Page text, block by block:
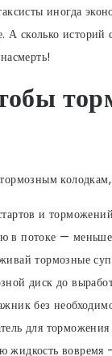
иногда
А сколько
и
в потоке — меньше
тормозные
диск до
без
для
вовремя